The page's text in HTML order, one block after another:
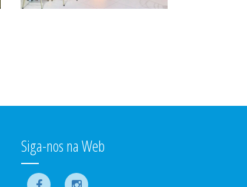
Siga-nos na Web